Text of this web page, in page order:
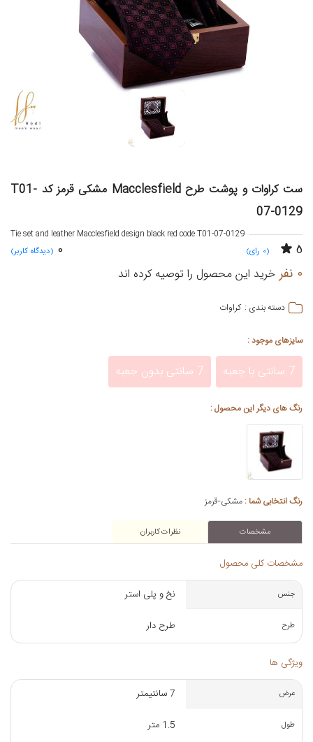
ست کراوات و پوشت طرح Macclesfield مشکی قرمز کد T01-
07-0129
Tie set and leather Macclesfield design black red code T01-07-0129
5 (0 رای) 0 (دیدگاه کاربر)
0 نفر خرید این محصول را توصیه کرده اند
دسته بندی : کراوات
سایزهای موجود :
7 سانتی با جعبه 7 سانتی بدون جعبه
رنگ های دیگر این محصول :
رنگ انتخابی شما :مشکی-قرمز
مشخصات نظرات کاربران
مشخصات کلی محصول
جنس نخ و پلی استر
طرح طرح دار
ویژگی ها
عرض 7 سانتیمتر
طول 1.5 متر